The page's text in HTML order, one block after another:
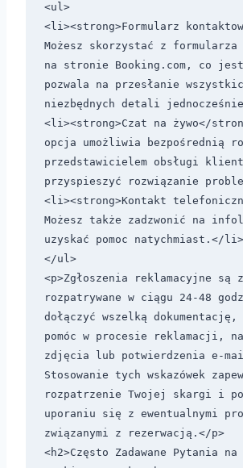
<ul>
<li><strong>Formularz
Możesz skorzystać z formularza
na stronie Booking.com, co
pozwala na przesłanie
niezbędnych detali
<li><strong>Czat na żywo</
opcja umożliwia bezpośrednią
przedstawicielem obsługi
przyspieszyć rozwiązanie
<li><strong>Kontakt
Możesz także zadzwonić na
uzyskać pomoc natychmiast.</li>
</ul>
<p>Zgłoszenia reklamacyjne są
rozpatrywane w ciągu 24-48
dołączyć wszelką dokumentację,
pomóc w procesie reklamacji,
zdjęcia lub potwierdzenia e-
Stosowanie tych wskazówek
rozpatrzenie Twojej skargi i
uporaniu się z ewentualnymi
związanymi z rezerwacją.</p>
<h2>Często Zadawane Pytania na